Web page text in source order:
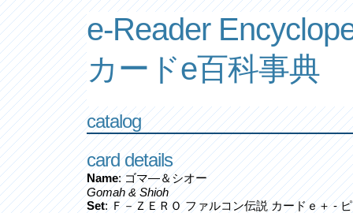
e-Reader
カードe百科事典
catalog
card details
Name: ゴマ―＆シオー
Gomah & Shioh
Set: Ｆ－ＺＥＲＯ ファルコン伝説 カードｅ＋ -